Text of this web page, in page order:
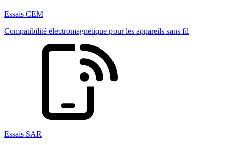
Essais CEM
Compatibilité électromagnétique pour les appareils sans fil
Essais SAR